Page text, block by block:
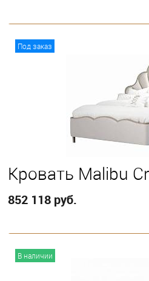
Eastern King
Под заказ
Кровать Malibu
852 118 руб.
В наличии